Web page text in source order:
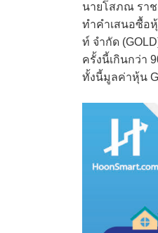
นายโสภณ ราช
ทำคำเสนอซื้อ
ท์ จำกัด
ครั้งนี้เกินกว่า
ทั้งนี้มูลค่าหุ้น